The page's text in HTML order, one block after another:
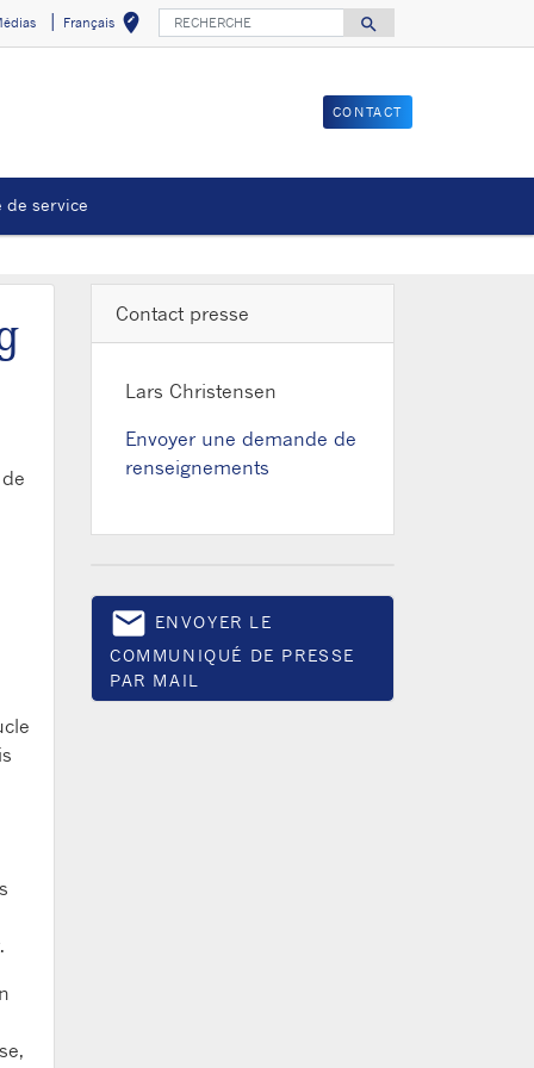
Français edit_locationSélectionnez
RECHERCHE
search
Search
CONTACT
fenêtre
de service
Contact presse
Lars Christensen
Envoyer une demande de
renseignements
emailEmail
ENVOYER LE
COMMUNIQUÉ DE PRESSE
PAR MAIL